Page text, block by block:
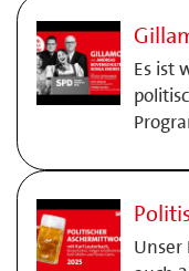
Es ist
Unser